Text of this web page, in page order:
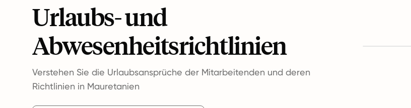
Urlaubs- und
Abwesenheitsrichtlinien
Verstehen Sie die Urlaubsansprüche der Mitarbeitenden und deren
Richtlinien in Mauretanien